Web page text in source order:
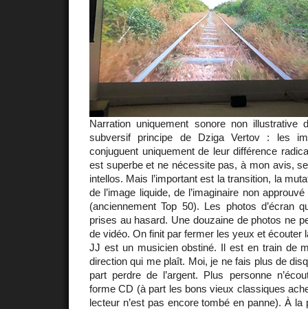
Narration uniquement sonore non illustrative
subversif principe de Dziga Vertov : les
conjuguent uniquement de leur différence
est superbe et ne nécessite pas, à mon avis,
intellos. Mais l’important est la transition, la
de l’image liquide, de l’imaginaire non
(anciennement Top 50). Les photos d’écran
prises au hasard. Une douzaine de photos ne
de vidéo. On finit par fermer les yeux et écouter
JJ est un musicien obstiné. Il est en train de
direction qui me plaît. Moi, je ne fais plus de
part perdre de l’argent. Plus personne
forme CD (à part les bons vieux classiques
lecteur n’est pas encore tombé en panne). À